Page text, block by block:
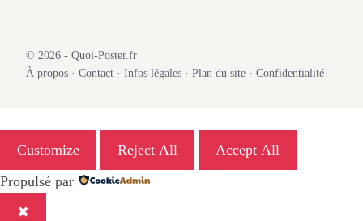
© 2026 - Quoi-Poster.fr
À propos · Contact · Infos légales · Plan du site · Confidentialité
Customize Reject All
Accept All
Propulsé par
✖